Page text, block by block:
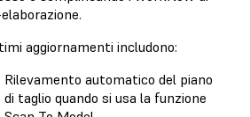
aggiornamenti includono:
Rilevamento automatico del piano
di taglio quando si usa la funzione